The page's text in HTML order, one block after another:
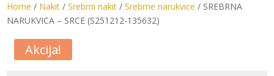
Home / Nakit /Srebrni nakit /Srebrne narukvice / SREBRNA
NARUKVICA – SRCE (S251212-135632)
Akcija!